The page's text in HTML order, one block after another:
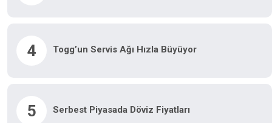
4 Togg’un Servis Ağı Hızla Büyüyor
5 Serbest Piyasada Döviz Fiyatları